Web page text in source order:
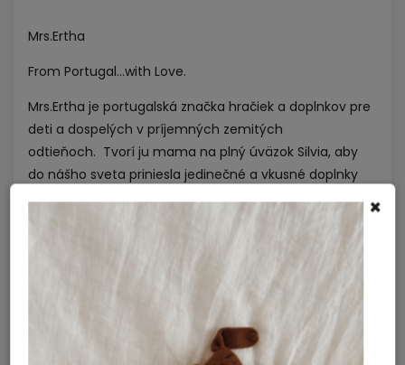
Mrs.Ertha
From Portugal...with Love.
Mrs.Ertha je portugalská značka hračiek a doplnkov pre
deti a dospelých v príjemných zemitých
odtieňoch. Tvorí ju mama na plný úväzok Silvia, aby
do nášho sveta priniesla jedinečné a vkusné doplnky
ohľadom na naše životné prostredie.
Mrs. Ertha vytvára nadčasové kolekcie prepracované
do najmenších detailov s ohľadom na udržateľnosť a
Objavte jedinečný svet láskavej značky Mrs. Ertha a ich
neodolateľné produkty si zamilujete na prvý pohľad.
×